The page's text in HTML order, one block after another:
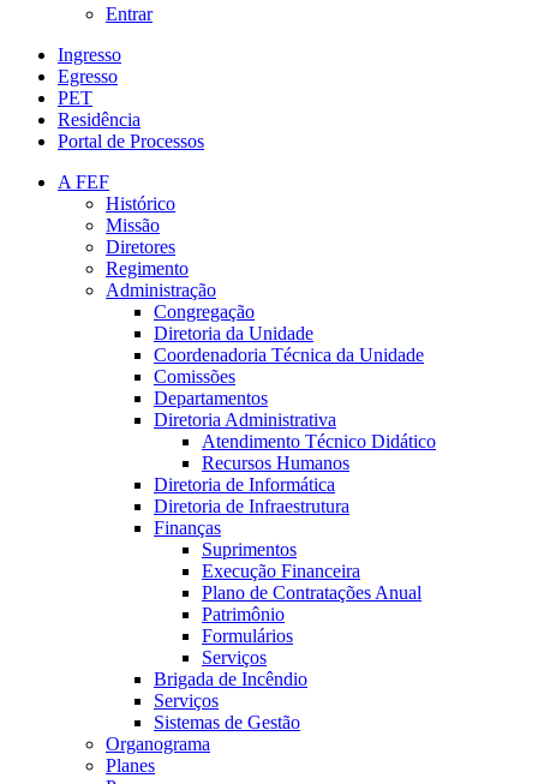
Entrar
Ingresso
Egresso
PET
Residência
Portal de Processos
A FEF
Histórico
Missão
Diretores
Regimento
Administração
Congregação
Diretoria da Unidade
Coordenadoria Técnica da Unidade
Comissões
Departamentos
Diretoria Administrativa
Atendimento Técnico Didático
Recursos Humanos
Diretoria de Informática
Diretoria de Infraestrutura
Finanças
Suprimentos
Execução Financeira
Plano de Contratações Anual
Patrimônio
Formulários
Serviços
Brigada de Incêndio
Serviços
Sistemas de Gestão
Organograma
Planes